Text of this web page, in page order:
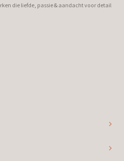
die liefde, passie & aandacht voor detail